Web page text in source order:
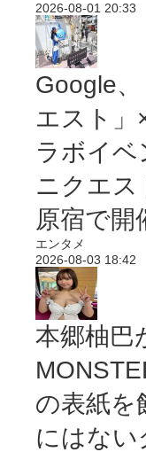
2026-08-01 20:33
Google
エスト」
ラボイベ
ニクエス
原宿で開
エンタメ
2026-08-03 18:42
本郷柚巴
の表紙を
にはない